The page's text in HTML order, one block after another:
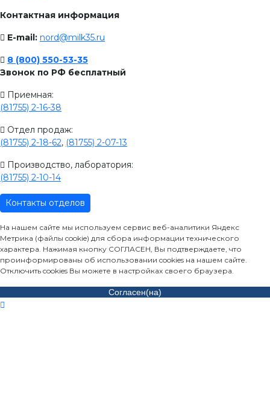
Контактная информация
E-mail: nord@milk35.ru
8 (800) 550-53-35
Звонок по РФ бесплатный
Приемная:
(81755) 2-16-38
Отдел продаж:
(81755) 2-18-62, (81755) 2-07-13
Производство, лаборатория:
(81755) 2-10-14
Контакты отделов
На нашем сайте мы используем сервис веб-аналитики Яндекс
Метрика (файлы cookie) для сбора информации технического
характера. Нажимая кнопку СОГЛАСЕН, Вы подтверждаете, что
проинформированы об использовании cookies на нашем сайте.
Отключить cookies Вы можете в настройках своего браузера.
Согласен(на)